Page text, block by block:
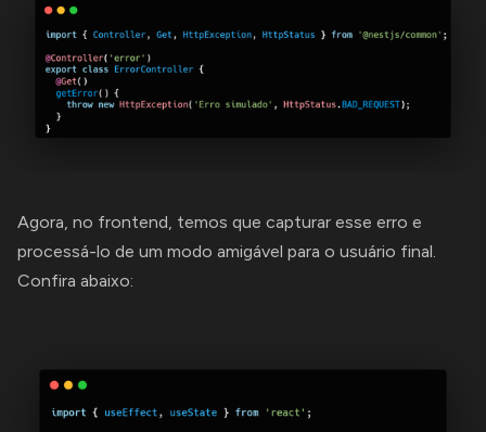
Agora, no frontend, temos que capturar esse erro e
processá-lo de um modo amigável para o usuário final.
Confira abaixo: